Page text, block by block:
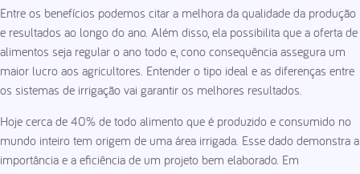
Entre os benefícios podemos citar a melhora da qualidade da produção
e resultados ao longo do ano. Além disso, ela possibilita que a oferta de
alimentos seja regular o ano todo e, cono consequência assegura um
maior lucro aos agricultores. Entender o tipo ideal e as diferenças entre
os sistemas de irrigação vai garantir os melhores resultados.
Hoje cerca de 40% de todo alimento que é produzido e consumido no
mundo inteiro tem origem de uma área irrigada. Esse dado demonstra a
importância e a eficiência de um projeto bem elaborado. Em